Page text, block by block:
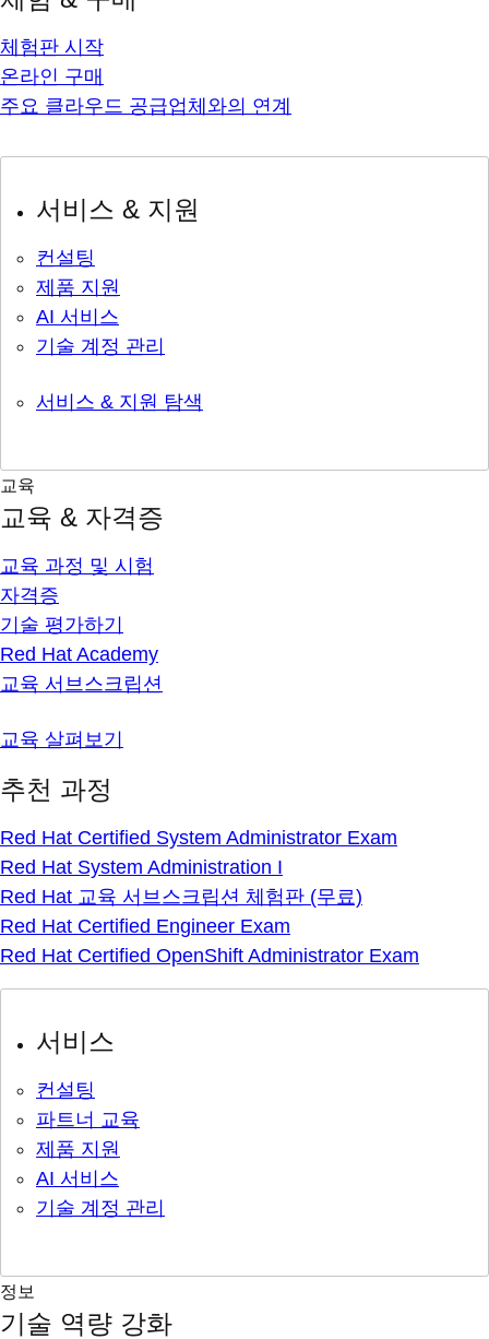
체험판 시작
온라인 구매
주요 클라우드 공급업체와의 연계
서비스 & 지원
컨설팅
제품 지원
AI 서비스
기술 계정 관리
서비스 & 지원 탐색
교육
교육 & 자격증
교육 과정 및 시험
자격증
기술 평가하기
Red Hat Academy
교육 서브스크립션
교육 살펴보기
추천 과정
Red Hat Certified System Administrator Exam
Red Hat System Administration I
Red Hat 교육 서브스크립션 체험판 (무료)
Red Hat Certified Engineer Exam
Red Hat Certified OpenShift Administrator Exam
서비스
컨설팅
파트너 교육
제품 지원
AI 서비스
기술 계정 관리
정보
기술 역량 강화